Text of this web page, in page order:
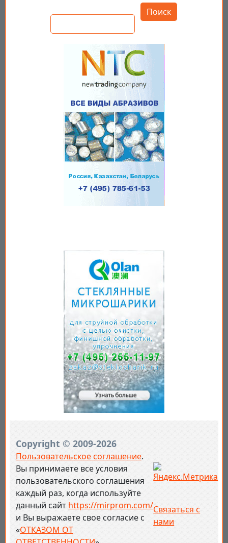
Copyright © 2009-2026
Пользовательское соглашение.
Вы принимаете все условия
пользовательского соглашения
каждый раз, когда используйте
данный сайт https://mirprom.com/
и Вы выражаете свое согласие с
«ОТКАЗОМ ОТ
Связаться с
нами